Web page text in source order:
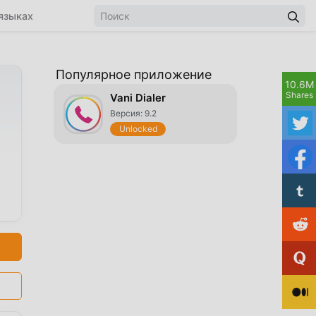
Популярное приложение
Vani Dialer
Версия: 9.2
Unlocked
10.6M
Shares